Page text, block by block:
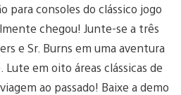
para consoles do clássico jogo
chegou! Junte-se a três
e Sr. Burns em uma aventura
Lute em oito áreas clássicas de
ao passado! Baixe a demo